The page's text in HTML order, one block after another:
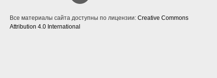
Все материалы сайта доступны по лицензии: Creative Commons
Attribution 4.0 International